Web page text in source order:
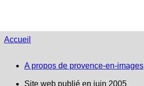
Accueil
A propos de provence-en-images
Site web publié en juin 2005